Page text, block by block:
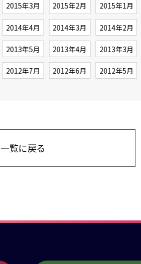
2015年3月 2015年2月 2015年1月
2014年4月 2014年3月 2014年2月
2013年5月 2013年4月 2013年3月
2012年7月 2012年6月 2012年5月
一覧に戻る